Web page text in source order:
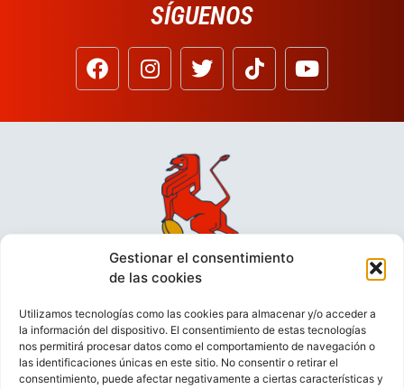
Gestionar el consentimiento
de las cookies
Utilizamos tecnologías como las cookies para almacenar y/o acceder a
la información del dispositivo. El consentimiento de estas tecnologías
nos permitirá procesar datos como el comportamiento de navegación o
las identificaciones únicas en este sitio. No consentir o retirar el
consentimiento, puede afectar negativamente a ciertas características y
SÍGUENOS